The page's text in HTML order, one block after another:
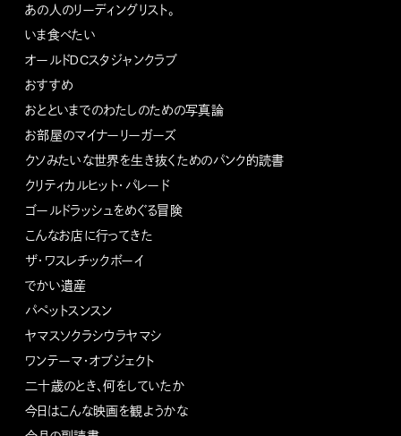
あの人のリーディングリスト。
いま食べたい
オールドDCスタジャンクラブ
おすすめ
おとといまでのわたしのための写真論
お部屋のマイナーリーガーズ
クソみたいな世界を生き抜くためのパンク的読書
クリティカルヒット・パレード
ゴールドラッシュをめぐる冒険
こんなお店に行ってきた
ザ・ワスレチックボーイ
でかい遺産
パペットスンスン
ヤマスソクラシウラヤマシ
ワンテーマ・オブジェクト
二十歳のとき、何をしていたか
今日はこんな映画を観ようかな